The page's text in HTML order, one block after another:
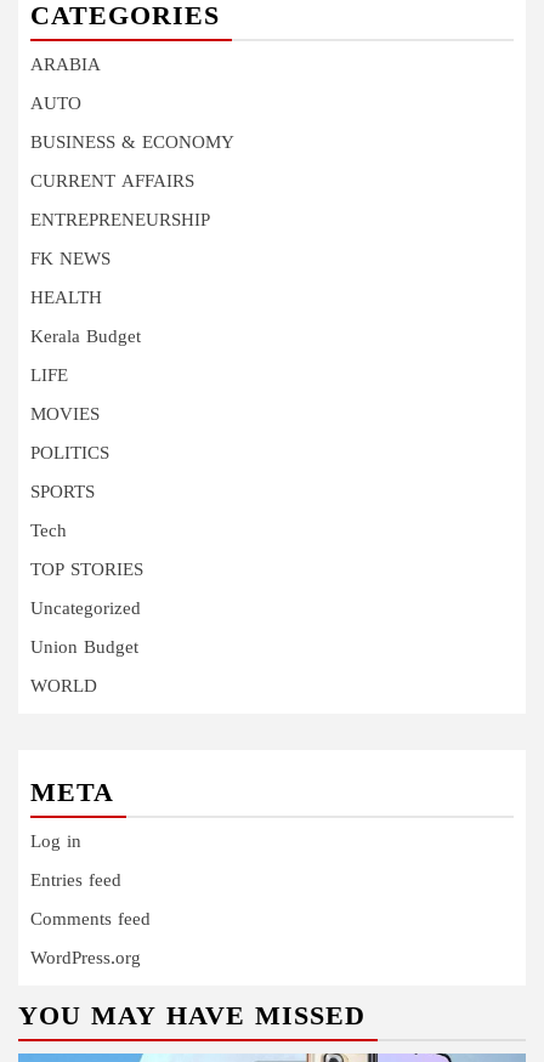
CATEGORIES
ARABIA
AUTO
BUSINESS & ECONOMY
CURRENT AFFAIRS
ENTREPRENEURSHIP
FK NEWS
HEALTH
Kerala Budget
LIFE
MOVIES
POLITICS
SPORTS
Tech
TOP STORIES
Uncategorized
Union Budget
WORLD
META
Log in
Entries feed
Comments feed
WordPress.org
YOU MAY HAVE MISSED